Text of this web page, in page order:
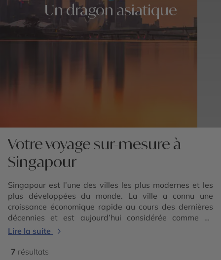
Un dragon asiatique
Votre voyage sur-mesure à
Singapour
Singapour est l’une des villes les plus modernes et les
plus développées du monde. La ville a connu une
croissance économique rapide au cours des dernières
décennies et est aujourd’hui considérée comme un
centre mondial pour les entreprises, les finances et la
modernes et impressionnants, des centres
Lire la suite
7 résultats